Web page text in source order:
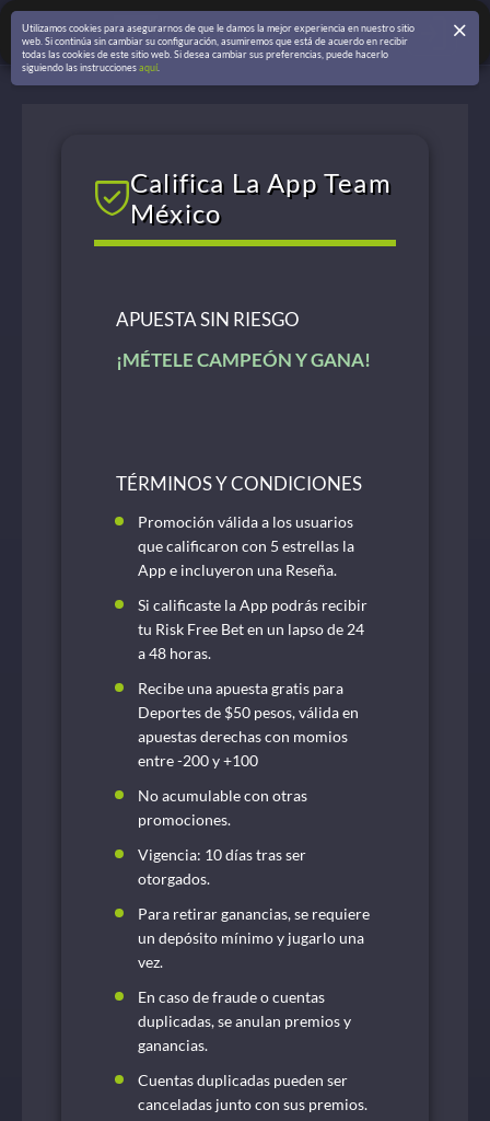
Califica La App Team
México
APUESTA SIN RIESGO
¡MÉTELE CAMPEÓN Y GANA!
TÉRMINOS Y CONDICIONES
Promoción válida a los usuarios
que calificaron con 5 estrellas la
App e incluyeron una Reseña.
Si calificaste la App podrás recibir
tu Risk Free Bet en un lapso de 24
a 48 horas.
Recibe una apuesta gratis para
Deportes de $50 pesos, válida en
apuestas derechas con momios
entre -200 y +100
No acumulable con otras
promociones.
Vigencia: 10 días tras ser
otorgados.
Para retirar ganancias, se requiere
un depósito mínimo y jugarlo una
vez.
En caso de fraude o cuentas
duplicadas, se anulan premios y
ganancias.
Cuentas duplicadas pueden ser
canceladas junto con sus premios.
Utilizamos cookies para asegurarnos de que le damos la mejor experiencia en nuestro sitio
web. Si continúa sin cambiar su configuración, asumiremos que está de acuerdo en recibir
todas las cookies de este sitio web. Si desea cambiar sus preferencias, puede hacerlo
siguiendo las instruccionesaquí